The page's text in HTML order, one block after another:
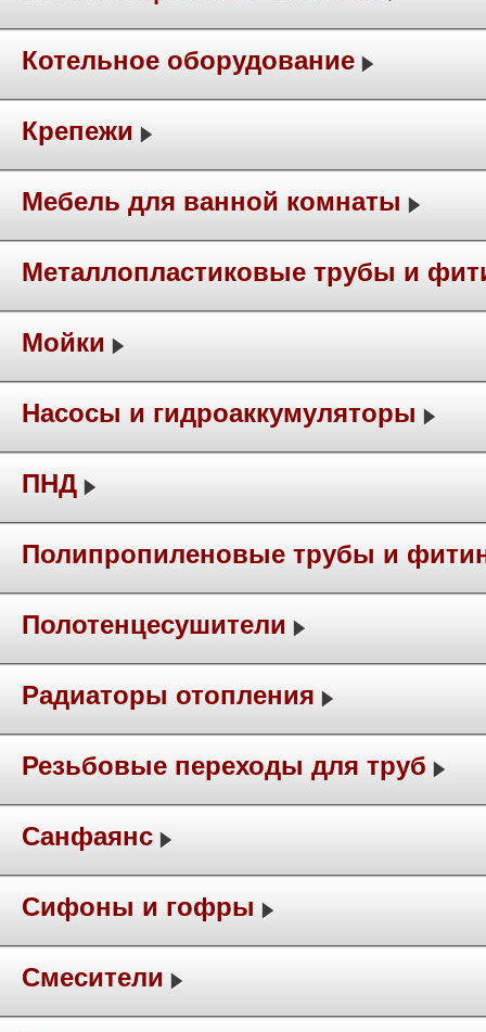
Котельное оборудование
Крепежи
Мебель для ванной комнаты
Металлопластиковые трубы и
Мойки
Насосы и гидроаккумуляторы
ПНД
Полипропиленовые трубы и
Полотенцесушители
Радиаторы отопления
Резьбовые переходы для труб
Санфаянс
Сифоны и гофры
Смесители